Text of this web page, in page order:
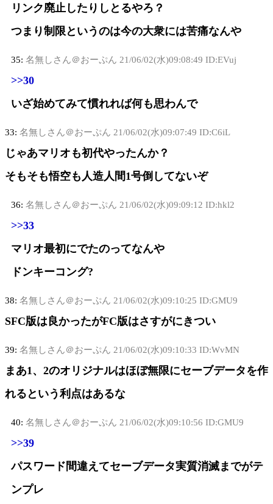
リンク廃止したりしとるやろ？
つまり制限というのは今の大衆には苦痛なんや
35: 名無しさん＠おーぷん 21/06/02(水)09:08:49 ID:EVuj
>>30
いざ始めてみて慣れれば何も思わんで
33: 名無しさん＠おーぷん 21/06/02(水)09:07:49 ID:C6iL
じゃあマリオも初代やったんか？
そもそも悟空も人造人間1号倒してないぞ
36: 名無しさん＠おーぷん 21/06/02(水)09:09:12 ID:hkl2
>>33
マリオ最初にでたのってなんや
ドンキーコング?
38: 名無しさん＠おーぷん 21/06/02(水)09:10:25 ID:GMU9
SFC版は良かったがFC版はさすがにきつい
39: 名無しさん＠おーぷん 21/06/02(水)09:10:33 ID:WvMN
まあ1、2のオリジナルはほぼ無限にセーブデータを作
れるという利点はあるな
40: 名無しさん＠おーぷん 21/06/02(水)09:10:56 ID:GMU9
>>39
パスワード間違えてセーブデータ実質消滅までがテ
ンプレ